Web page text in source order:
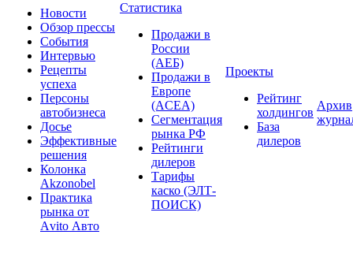
Новости
Обзор прессы
События
Интервью
Рецепты
успеха
Персоны
автобизнеса
Досье
Эффективные
решения
Колонка
Akzonobel
Практика
рынка от
Аvito Авто
Статистика
Продажи в
России
(АЕБ)
Продажи в
Европе
(ACEA)
Сегментация
рынка РФ
Рейтинги
дилеров
Тарифы
каско (ЭЛТ-
ПОИСК)
Проекты
Рейтинг
холдингов
База
дилеров
Архив